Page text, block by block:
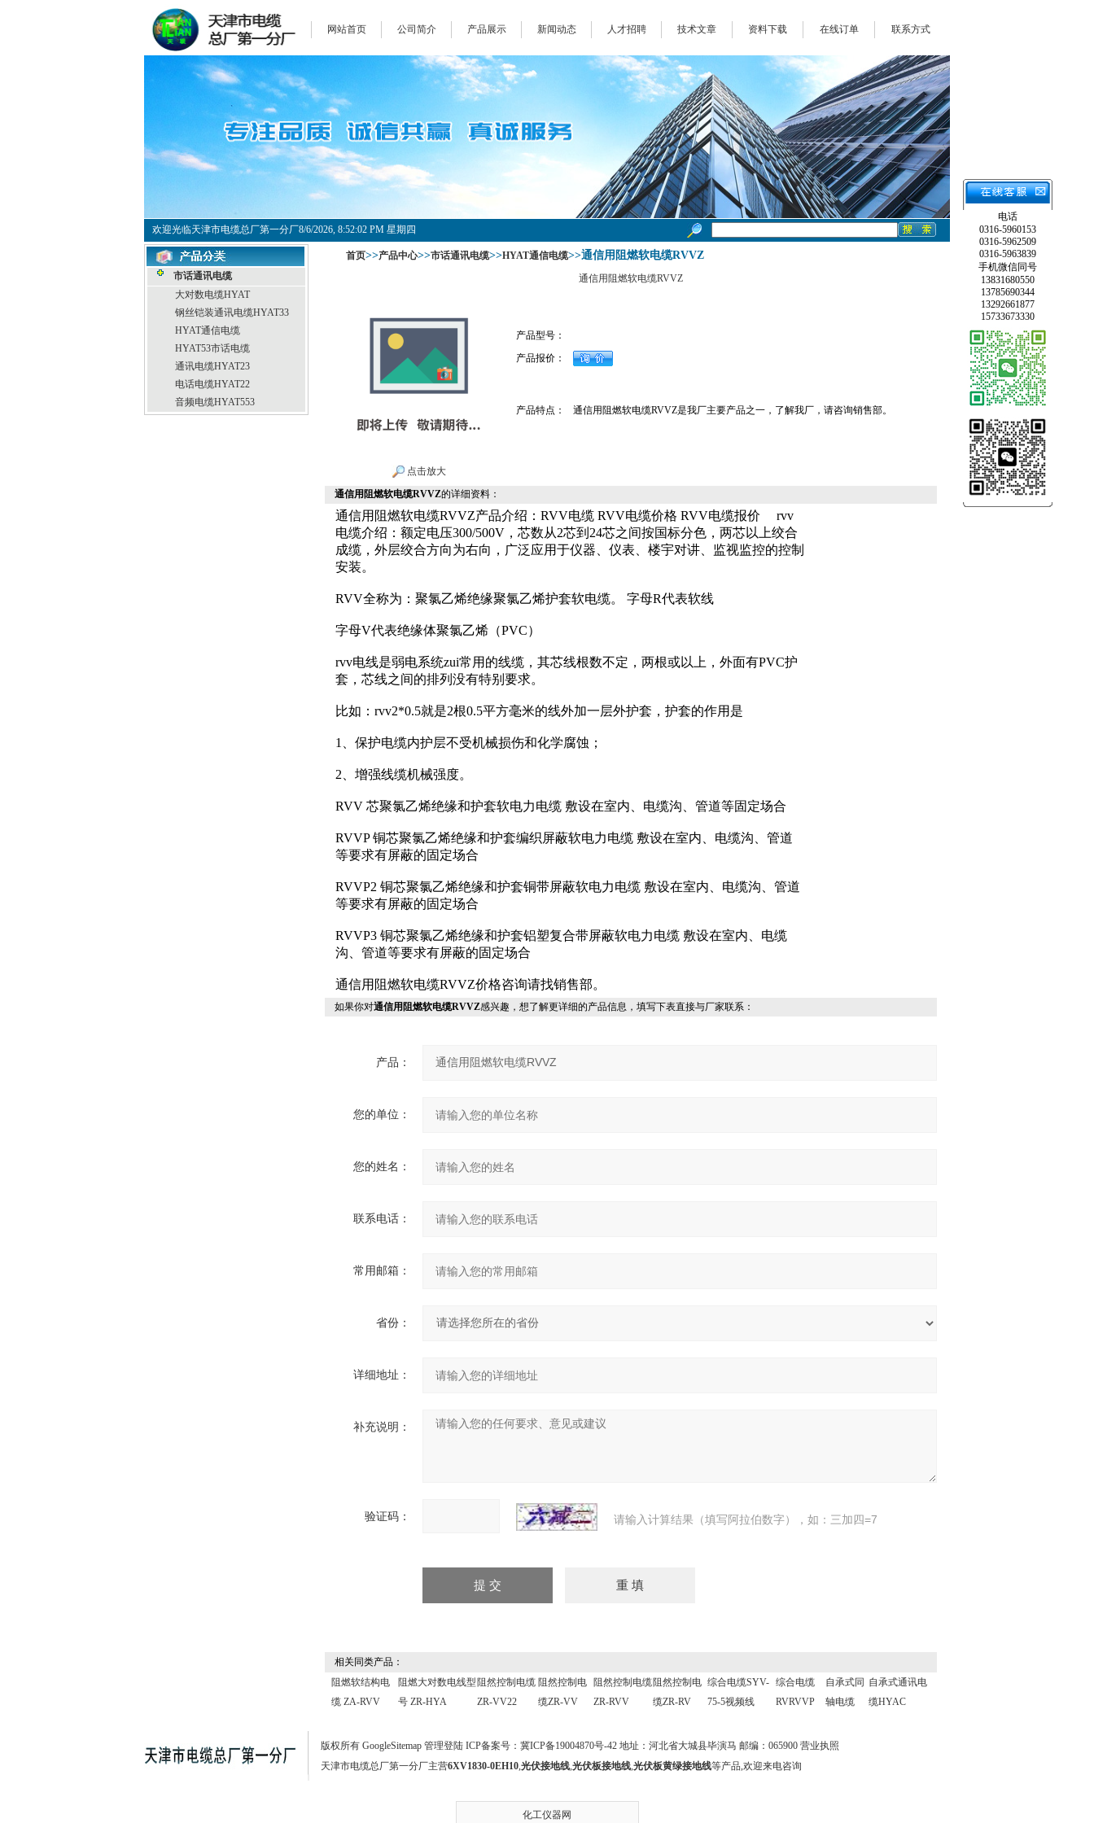
网站首页 公司简介 产品展示 新闻动态 人才招聘 技术文章 资料下载 在线订单 联系方式
欢迎光临天津市电缆总厂第一分厂8/6/2026, 8:52:02 PM 星期四
市话通讯电缆
大对数电缆HYAT
钢丝铠装通讯电缆HYAT33
HYAT通信电缆
HYAT53市话电缆
通讯电缆HYAT23
电话电缆HYAT22
音频电缆HYAT553
首页>>产品中心>>市话通讯电缆>>HYAT通信电缆>>通信用阻燃软电缆RVVZ
通信用阻燃软电缆RVVZ
点击放大
产品型号：
产品报价：
产品特点： 通信用阻燃软电缆RVVZ是我厂主要产品之一，了解我厂，请咨询销售部。
通信用阻燃软电缆RVVZ的详细资料：
通信用阻燃软电缆RVVZ产品介绍：RVV电缆 RVV电缆价格 RVV电缆报价 rvv
电缆介绍：额定电压300/500V，芯数从2芯到24芯之间按国标分色，两芯以上绞合
成缆，外层绞合方向为右向，广泛应用于仪器、仪表、楼宇对讲、监视监控的控制
安装。
RVV全称为：聚氯乙烯绝缘聚氯乙烯护套软电缆。 字母R代表软线
字母V代表绝缘体聚氯乙烯（PVC）
rvv电线是弱电系统zui常用的线缆，其芯线根数不定，两根或以上，外面有PVC护
套，芯线之间的排列没有特别要求。
比如：rvv2*0.5就是2根0.5平方毫米的线外加一层外护套，护套的作用是
1、保护电缆内护层不受机械损伤和化学腐蚀；
2、增强线缆机械强度。
RVV 芯聚氯乙烯绝缘和护套软电力电缆 敷设在室内、电缆沟、管道等固定场合
RVVP 铜芯聚氯乙烯绝缘和护套编织屏蔽软电力电缆 敷设在室内、电缆沟、管道
等要求有屏蔽的固定场合
RVVP2 铜芯聚氯乙烯绝缘和护套铜带屏蔽软电力电缆 敷设在室内、电缆沟、管道
等要求有屏蔽的固定场合
RVVP3 铜芯聚氯乙烯绝缘和护套铝塑复合带屏蔽软电力电缆 敷设在室内、电缆
沟、管道等要求有屏蔽的固定场合
通信用阻燃软电缆RVVZ价格咨询请找销售部。
如果你对通信用阻燃软电缆RVVZ感兴趣，想了解更详细的产品信息，填写下表直接与厂家联系：
产品：
您的单位：
您的姓名：
联系电话：
常用邮箱：
省份：
详细地址：
补充说明：
验证码： 请输入计算结果（填写阿拉伯数字），如：三加四=7
相关同类产品：
阻燃软结构电
缆 ZA-RVV
阻燃大对数电线型
号 ZR-HYA
阻然控制电缆
ZR-VV22
阻然控制电
缆ZR-VV
阻然控制电缆
ZR-RVV
阻然控制电
缆ZR-RV
综合电缆SYV-
75-5视频线
综合电缆
RVRVVP
自承式同
轴电缆
自承式通讯电
缆HYAC
版权所有 GoogleSitemap 管理登陆 ICP备案号： 冀ICP备19004870号-42 地址：河北省大城县毕演马 邮编：065900 营业执照
天津市电缆总厂第一分厂主营6XV1830-0EH10,光伏接地线,光伏板接地线,光伏板黄绿接地线等产品,欢迎来电咨询
电话
0316-5960153
0316-5962509
0316-5963839
手机微信同号
13831680550
13785690344
13292661877
15733673330
化工仪器网